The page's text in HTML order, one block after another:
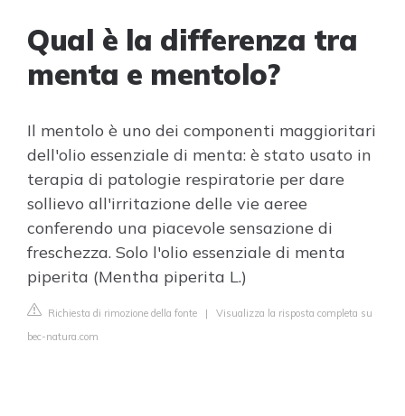
Qual è la differenza tra
menta e mentolo?
Il mentolo è uno dei componenti maggioritari
dell'olio essenziale di menta: è stato usato in
terapia di patologie respiratorie per dare
sollievo all'irritazione delle vie aeree
conferendo una piacevole sensazione di
freschezza. Solo l'olio essenziale di menta
piperita (Mentha piperita L.)
Richiesta di rimozione della fonte | Visualizza la risposta completa su
bec-natura.com